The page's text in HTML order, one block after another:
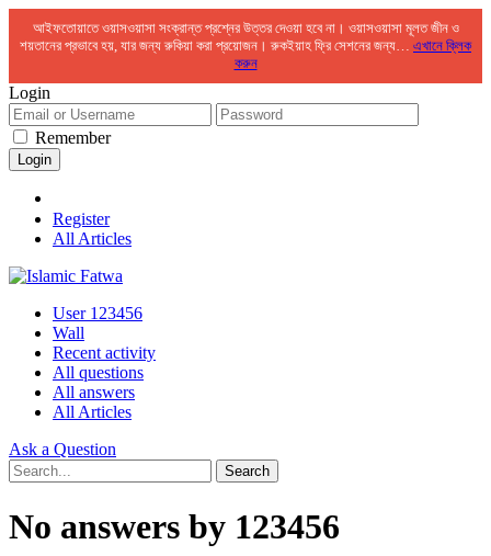
আইফতোয়াতে ওয়াসওয়াসা সংক্রান্ত প্রশ্নের উত্তর দেওয়া হবে না। ওয়াসওয়াসা মূলত জীন ও
শয়তানের প্রভাবে হয়, যার জন্য রুকিয়া করা প্রয়োজন। রুকইয়াহ ফ্রি সেশনের জন্য… এখানে ক্লিক
করুন
Login
Remember
Register
All Articles
User 123456
Wall
Recent activity
All questions
All answers
All Articles
Ask a Question
No answers by 123456